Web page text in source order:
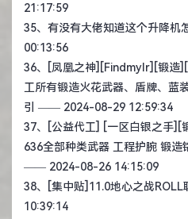
21:17:59
35、 有没有大佬知道这个升降机
00:13:56
36、
[凤凰之神][Findmylr][锻造
工所有锻造火花武器、盾牌、蓝
引
—— 2024-08-29 12:59:34
37、
[公益代工] [一区白银之手][
636全部种类武器 工程护腕 锻造
—— 2024-08-26 14:15:09
38、
[集中贴]11.0地心之战ROLL
10:39:14